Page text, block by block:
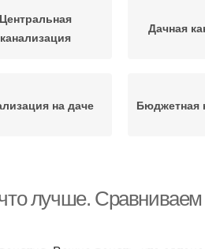
Центральная
канализация
Дачная
на даче Бюджетная
лучше.